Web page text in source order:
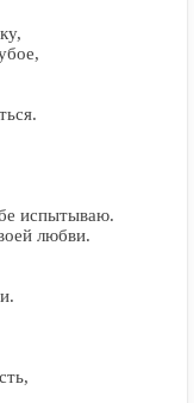
испытываю.
любви.